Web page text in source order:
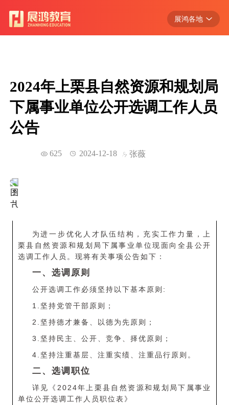
展鸿各地
浙江
江西
广东
2024年上栗县自然资源和规划局
下属事业单位公开选调工作人员
公告
625 2024-12-18 张薇
为进一步优化人才队伍结构，充实工作力量，上
栗县自然资源和规划局下属事业单位现面向全县公开
选调工作人员。现将有关事项公告如下：
一、选调原则
公开选调工作必须坚持以下基本原则:
1.坚持党管干部原则；
2.坚持德才兼备、以德为先原则；
3.坚持民主、公开、竞争、择优原则；
4.坚持注重基层、注重实绩、注重品行原则。
二、选调职位
详见《2024年上栗县自然资源和规划局下属事业
单位公开选调工作人员职位表》